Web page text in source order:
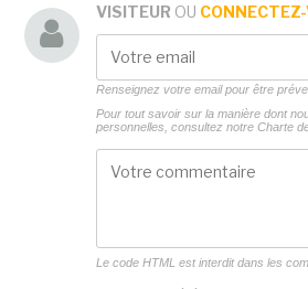
VISITEUR OU CONNECTEZ-
Renseignez votre email pour être
Pour tout savoir sur la manière dont
personnelles, consultez notre Charte
Le code HTML est interdit dans les